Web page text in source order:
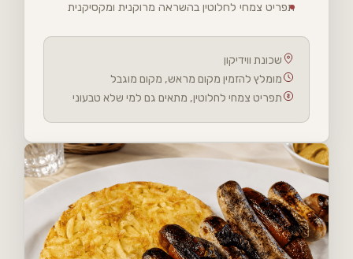
תפריט צמחי לחלוטין בהשראה מרוקנית ומקסיקנית
שכונת ווידיקון
מומלץ להזמין מקום מראש, מקום מוגבל
תפריט צמחי לחלוטין, מתאים גם למי שלא טבעוני